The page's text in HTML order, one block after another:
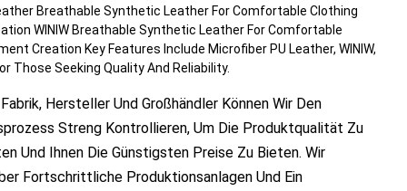
Breathable Synthetic Leather For Comfortable Clothing
WINIW Breathable Synthetic Leather For Comfortable
Creation Key Features Include Microfiber PU Leather, WINIW,
Those Seeking Quality And Reliability.
Hersteller Und Großhändler Können Wir Den
Streng Kontrollieren, Um Die Produktqualität Zu
Und Ihnen Die Günstigsten Preise Zu Bieten. Wir
Fortschrittliche Produktionsanlagen Und Ein